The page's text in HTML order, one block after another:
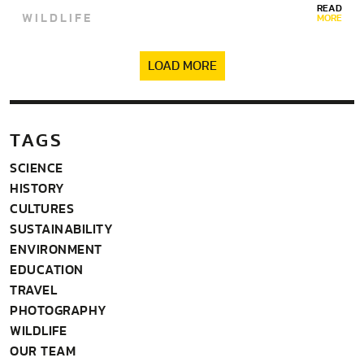
WILDLIFE READ
MORE
LOAD MORE
TAGS
SCIENCE
HISTORY
CULTURES
SUSTAINABILITY
ENVIRONMENT
EDUCATION
TRAVEL
PHOTOGRAPHY
WILDLIFE
OUR TEAM